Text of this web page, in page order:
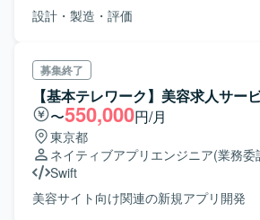
設計・製造・評価
募集終了
【基本テレワーク】美容求人サー
〜550,000円/月
東京都
ネイティブアプリエンジニア(業務委
Swift
美容サイト向け関連の新規アプリ開発